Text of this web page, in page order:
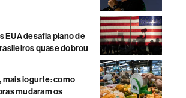
EUA desafia plano de
quase dobrou
mais iogurte: como
mudaram os